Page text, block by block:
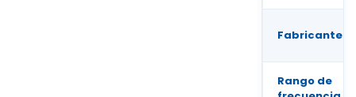
Fabricante
Rango de